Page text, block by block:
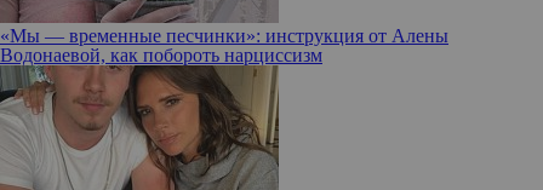
«Мы — временные песчинки»: инструкция от Алены
Водонаевой, как побороть нарциссизм